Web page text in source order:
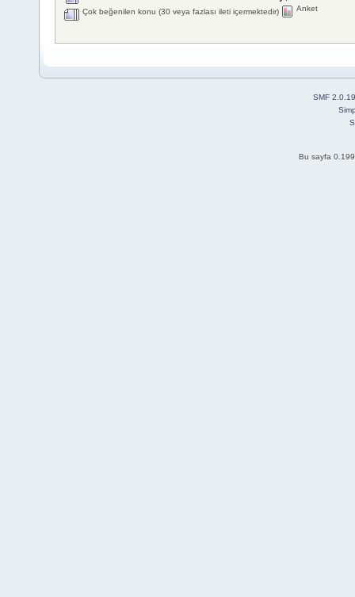
Çok beğenilen konu (30 veya fazlası ileti içermektedir) Anket
SMF 2.0.19
Bu sayfa